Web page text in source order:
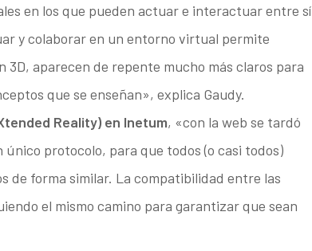
en los que pueden actuar e interactuar entre sí
y colaborar en un entorno virtual permite
aparecen de repente mucho más claros para
que se enseñan», explica Gaudy.
Reality) en Inetum, «con la web se tardó
protocolo, para que todos (o casi todos)
de forma similar. La compatibilidad entre las
el mismo camino para garantizar que sean